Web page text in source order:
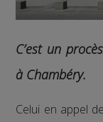
C’est un
à Chambéry.
Celui en appel